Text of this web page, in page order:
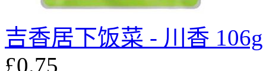
吉香居下饭菜 - 川香 106g
£0.75